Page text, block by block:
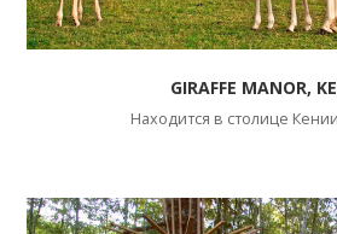
GIRAFFE MANOR,
Находится в столице